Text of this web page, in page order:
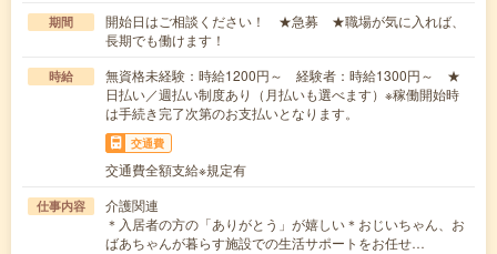
期間
開始日はご相談ください！ ★急募 ★職場が気に入れば、
長期でも働けます！
時給
無資格未経験：時給1200円～ 経験者：時給1300円～ ★
日払い／週払い制度あり（月払いも選べます）※稼働開始時
は手続き完了次第のお支払いとなります。
交通費
交通費全額支給※規定有
仕事内容
介護関連
＊入居者の方の「ありがとう」が嬉しい＊おじいちゃん、お
ばあちゃんが暮らす施設での生活サポートをお任せ…